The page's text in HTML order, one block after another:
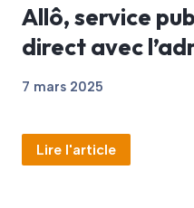
Allô, service
direct avec
7 mars 2025
Lire l'article